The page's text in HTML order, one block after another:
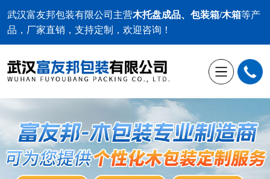
武汉富友邦包装有限公司 主营木托盘成品、包装箱/木箱等产
品，厂家直销，支持定制，欢迎咨询！